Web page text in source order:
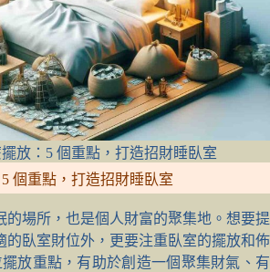
放：5 個重點，打造招財睡臥室
個重點，打造招財睡臥室
的場所，也是個人財富的聚集地。想要提
的臥室財位外，更要注重臥室的擺放和佈
放重點，有助於創造一個聚集財氣、有